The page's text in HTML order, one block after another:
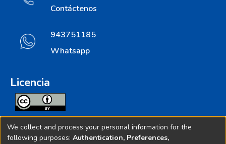
Contáctenos
943751185
Whatsapp
Licencia
Todos los contenidos de repositorio.ins.gob.pe estan
licenciados bajo
We collect and process your personal information for the
following purposes: Authentication, Preferences,